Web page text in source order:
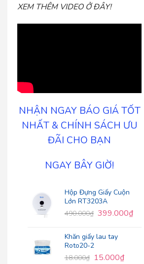
XEM THÊM VIDEO Ở ĐÂY!
NHẬN NGAY BÁO GIÁ TỐT
NHẤT & CHÍNH SÁCH ƯU
ĐÃI CHO BẠN
NGAY BÂY GIỜ!
Hộp Đựng Giấy Cuộn
Lớn RT3203A
490.000₫ 399.000₫
Khăn giấy lau tay
Roto20-2
18.000₫ 15.000₫